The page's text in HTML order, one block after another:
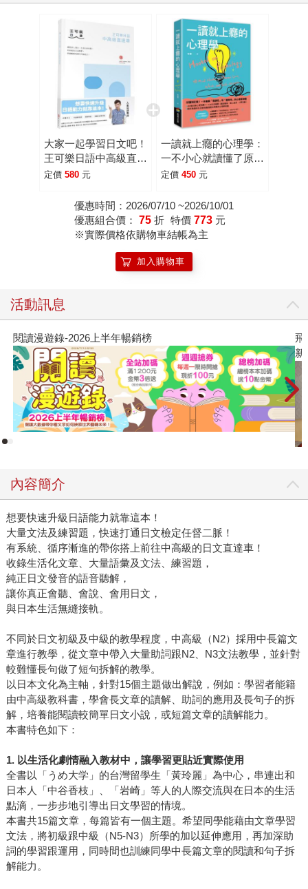
大家一起學習日文吧！
王可樂日語中高級直達
車：詳盡文法、大量練
影音隨時看
定價 580 元
一讀就上癮的心理學：
一不小心就讀懂了原本
深奧的心理學！
定價 450 元
優惠時間：2026/07/10 ~2026/10/01
優惠組合價： 75 折 特價 773 元
※實際價格依購物車結帳為主
加入購物車
活動訊息
飛吧，鴻！：母親、我與中國（暢
新系列作）
內容簡介
想要快速升級日語能力就靠這本！
大量文法及練習題，快速打通日文檢定任督二脈！
有系統、循序漸進的帶你搭上前往中高級的日文直達車！
收錄生活化文章、大量語彙及文法、練習題，
純正日文發音的語音聽解，
讓你真正會聽、會說、會用日文，
與日本生活無縫接軌。
不同於日文初級及中級的教學程度，中高級（N2）採用中長篇文
章進行教學，從文章中帶入大量助詞跟N2、N3文法教學，並針對
較難懂長句做了短句拆解的教學。
以日本文化為主軸，針對15個主題做出解說，例如：學習者能籍
由中高級教科書，學會長文章的讀解、助詞的應用及長句子的拆
解，培養能閱讀較簡單日文小說，或短篇文章的讀解能力。
本書特色如下：
1. 以生活化劇情融入教材中，讓學習更貼近實際使用
全書以「うめ大学」的台灣留學生「黃玲麗」為中心，串連出和
日本人「中谷香枝」、「岩崎」等人的人際交流與在日本的生活
點滴，一步步地引導出日文學習的情境。
本書共15篇文章，每篇皆有一個主題。希望同學能藉由文章學習
文法，將初級跟中級（N5-N3）所學的加以延伸應用，再加深助
詞的學習跟運用，同時間也訓練同學中長篇文章的閱讀和句子拆
解能力。